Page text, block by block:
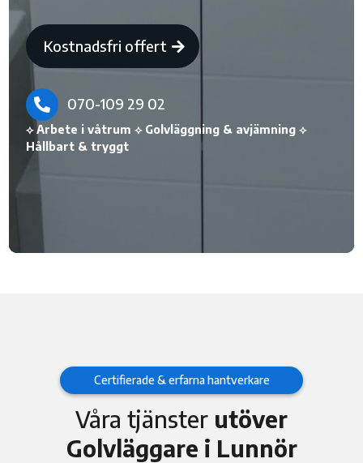
Kostnadsfri offert
 070-109 29 02
⟡ Arbete i våtrum ⟡ Golvläggning & avjämning ⟡
Hållbart & tryggt
Certifierade & erfarna hantverkare
Våra tjänster utöver
Golvläggare i Lunnör